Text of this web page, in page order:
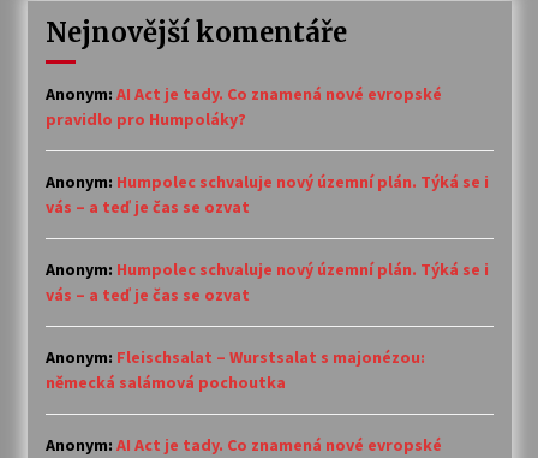
Nejnovější komentáře
Anonym: AI Act je tady. Co znamená nové evropské
pravidlo pro Humpoláky?
Anonym: Humpolec schvaluje nový územní plán. Týká se i
vás – a teď je čas se ozvat
Anonym: Humpolec schvaluje nový územní plán. Týká se i
vás – a teď je čas se ozvat
Anonym: Fleischsalat – Wurstsalat s majonézou:
německá salámová pochoutka
Anonym: AI Act je tady. Co znamená nové evropské